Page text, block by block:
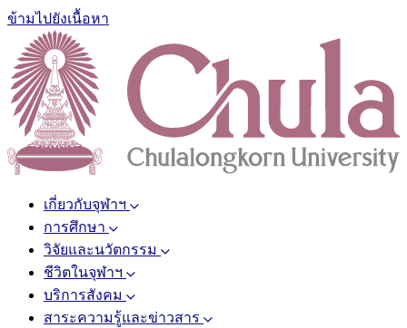
ข้ามไปยังเนื้อหา
เกี่ยวกับจุฬาฯ
การศึกษา
วิจัยและนวัตกรรม
ชีวิตในจุฬาฯ
บริการสังคม
สาระความรู้และข่าวสาร